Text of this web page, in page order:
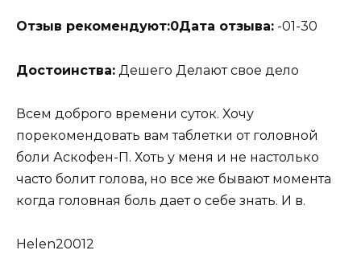
Отзыв рекомендуют:0Дата отзыва: -01-30
Достоинства: Дешего Делают свое дело
Всем доброго времени суток. Хочу
порекомендовать вам таблетки от головной
боли Аскофен-П. Хоть у меня и не настолько
часто болит голова, но все же бывают момента
когда головная боль дает о себе знать. И в.
Helen20012